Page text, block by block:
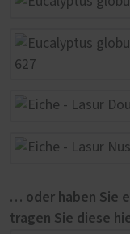
… oder haben Sie
tragen Sie diese